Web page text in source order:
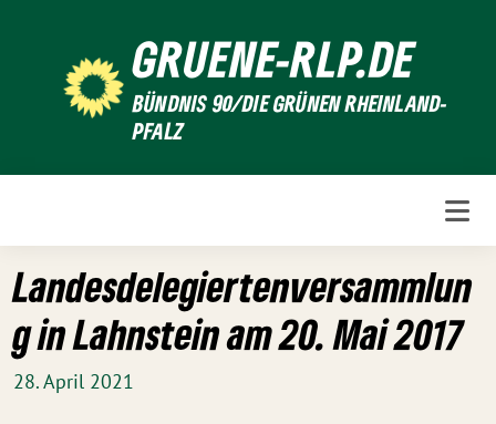
GRUENE-RLP.DE
BÜNDNIS 90/DIE GRÜNEN RHEINLAND-
PFALZ
Landesdelegiertenversammlun
g in Lahnstein am 20. Mai 2017
28. April 2021